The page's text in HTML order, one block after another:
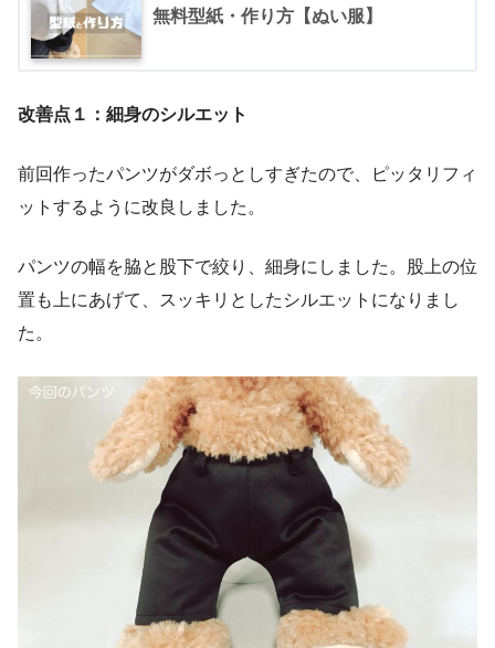
無料型紙・作り方【ぬい服】
改善点１：細身のシルエット
前回作ったパンツがダボっとしすぎたので、ピッタリフィ
ットするように改良しました。
パンツの幅を脇と股下で絞り、細身にしました。股上の位
置も上にあげて、スッキリとしたシルエットになりまし
た。